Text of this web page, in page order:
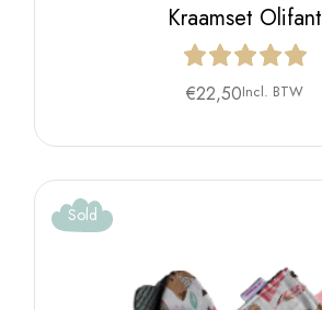
Kraamset Olifant
€22,50Incl. BTW
Sold